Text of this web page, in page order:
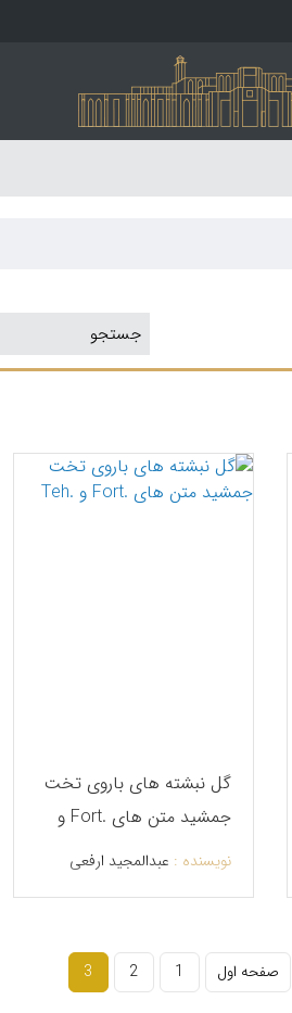
گل نبشته های باروی تخت
جمشید متن های .Fort و
.Tehنویسنده : عبدالمجید ارفعی
صفحه اول 1
2
3